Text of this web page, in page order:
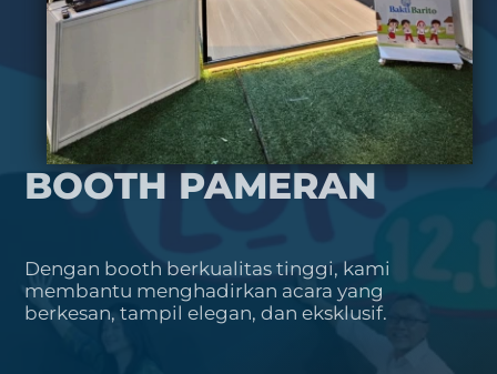
BOOTH PAMERAN
Dengan booth berkualitas tinggi, kami
membantu menghadirkan acara yang
berkesan, tampil elegan, dan eksklusif.